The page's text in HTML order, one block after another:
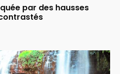
par des hausses